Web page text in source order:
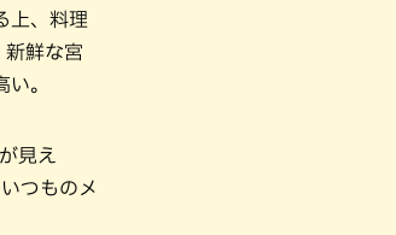
上、料理
新鮮な宮
。
見え
つものメ